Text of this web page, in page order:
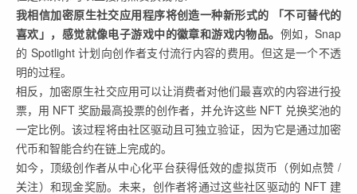
我相信加密原生社交应用程序将创造一种新形式的 「不可替代的
喜欢」，感觉就像电子游戏中的徽章和游戏内物品。 例如，Snap
的 Spotlight 计划向创作者支付流行内容的费用。但这是一个不透
明的过程。
相反，加密原生社交应用可以让消费者对他们最喜欢的内容进行投
票，用 NFT 奖励最高投票的创作者，并允许这些 NFT 兑换奖池的
一定比例。该过程将由社区驱动且可独立验证，因为它是通过加密
代币和智能合约在链上完成的。
如今，顶级创作者从中心化平台获得低效的虚拟货币（例如点赞 /
关注）和现金奖励。未来，创作者将通过这些社区驱动的 NFT 建